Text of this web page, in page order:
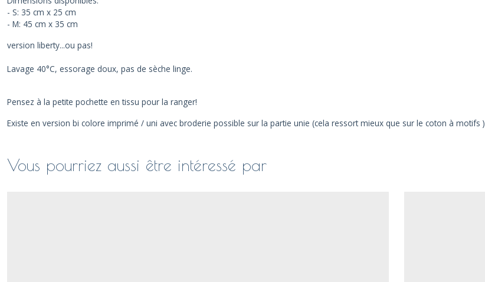
- S: 35 cm x 25 cm
- M: 45 cm x 35 cm
version liberty...ou pas!
Lavage 40°C, essorage doux, pas de sèche linge.
Pensez à la petite pochette en tissu pour la ranger!
Existe en version bi colore imprimé / uni avec broderie possible sur la partie unie (cela ressort mieux que sur le coton à motifs )
Vous pourriez aussi être intéressé par